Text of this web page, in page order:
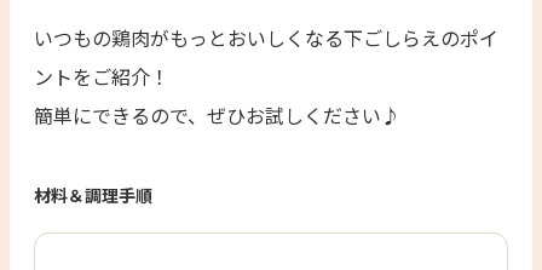
いつもの鶏肉がもっとおいしくなる下ごしらえのポイ
ントをご紹介！
簡単にできるので、ぜひお試しください♪
材料＆調理手順